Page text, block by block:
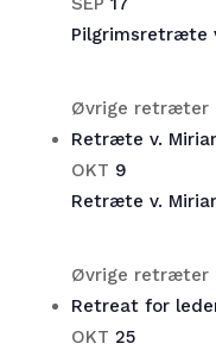
Pilgrimsretræte
Øvrige retræter
Retræte v.
OKT 9
Retræte v.
Øvrige retræter
Retreat for
OKT 25